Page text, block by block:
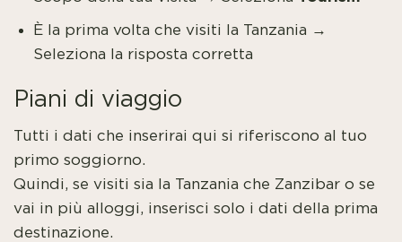
È la prima volta che visiti la Tanzania →
Seleziona la risposta corretta
Piani di viaggio
Tutti i dati che inserirai qui si riferiscono al tuo
primo soggiorno.
Quindi, se visiti sia la Tanzania che Zanzibar o se
vai in più alloggi, inserisci solo i dati della prima
destinazione.